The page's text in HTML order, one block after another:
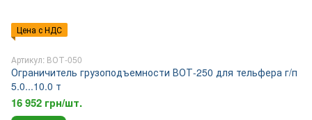
Цена с НДС
Артикул: ВОТ-050
Ограничитель грузоподъемности ВОТ-250 для тельфера г/п
5.0...10.0 т
16 952 грн/шт.